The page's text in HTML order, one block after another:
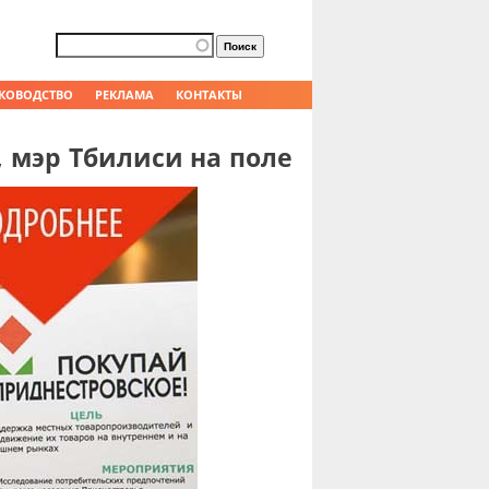
РЕКЛАМА КОНТАКТЫ
Форма поиска
Поиск
мэр Тбилиси на поле